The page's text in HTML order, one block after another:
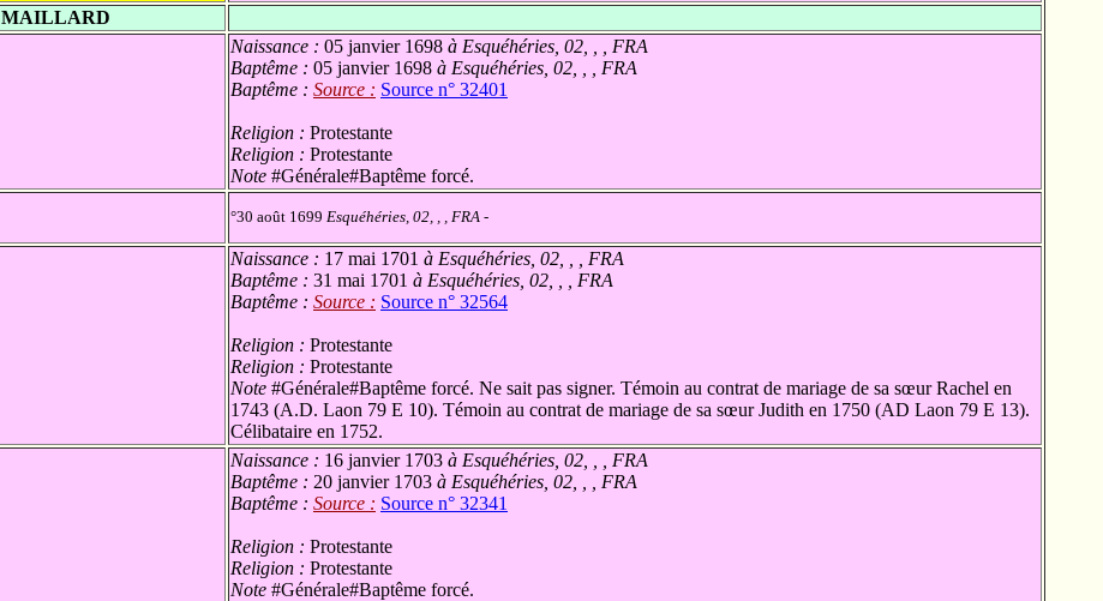
MAILLARD
Naissance : 05 janvier 1698 à Esquéhéries, 02, , , FRA
Baptême : 05 janvier 1698 à Esquéhéries, 02, , , FRA
Baptême : Source : Source n° 32401
Religion : Protestante
Religion : Protestante
Note #Générale#Baptême forcé.
°30 août 1699 Esquéhéries, 02, , , FRA -
Naissance : 17 mai 1701 à Esquéhéries, 02, , , FRA
Baptême : 31 mai 1701 à Esquéhéries, 02, , , FRA
Baptême : Source : Source n° 32564
Religion : Protestante
Religion : Protestante
Note #Générale#Baptême forcé. Ne sait pas signer. Témoin au contrat de mariage de sa sœur Rachel en
1743 (A.D. Laon 79 E 10). Témoin au contrat de mariage de sa sœur Judith en 1750 (AD Laon 79 E 13).
Célibataire en 1752.
Naissance : 16 janvier 1703 à Esquéhéries, 02, , , FRA
Baptême : 20 janvier 1703 à Esquéhéries, 02, , , FRA
Baptême : Source : Source n° 32341
Religion : Protestante
Religion : Protestante
Note #Générale#Baptême forcé.